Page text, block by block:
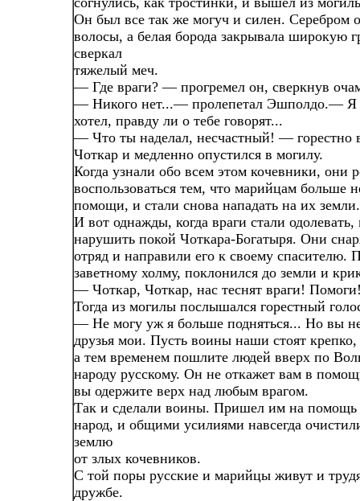
Он был все так же могуч и силен. Серебром
волосы, а белая борода закрывала широкую
сверкал
тяжелый меч.
— Где враги? — прогремел он, сверкнув
— Никого нет...— пролепетал Эшполдо.— Я
хотел, правду ли о тебе говорят...
— Что ты наделал, несчастный! — горестно
Чоткар и медленно опустился в могилу.
Когда узнали обо всем этом кочевники, они
воспользоваться тем, что марийцам больше
помощи, и стали снова нападать на их земли.
И вот однажды, когда враги стали
нарушить покой Чоткара-Богатыря. Они
отряд и направили его к своему спасителю.
заветному холму, поклонился до земли и
— Чоткар, Чоткар, нас теснят враги!
Тогда из могилы послышался горестный
— Не могу уж я больше подняться... Но вы
друзья мои. Пусть воины наши стоят крепко,
а тем временем пошлите людей вверх по
народу русскому. Он не откажет вам в
вы одержите верх над любым врагом.
Так и сделали воины. Пришел им на помощь
народ, и общими усилиями навсегда
землю
от злых кочевников.
С той поры русские и марийцы живут и
дружбе.